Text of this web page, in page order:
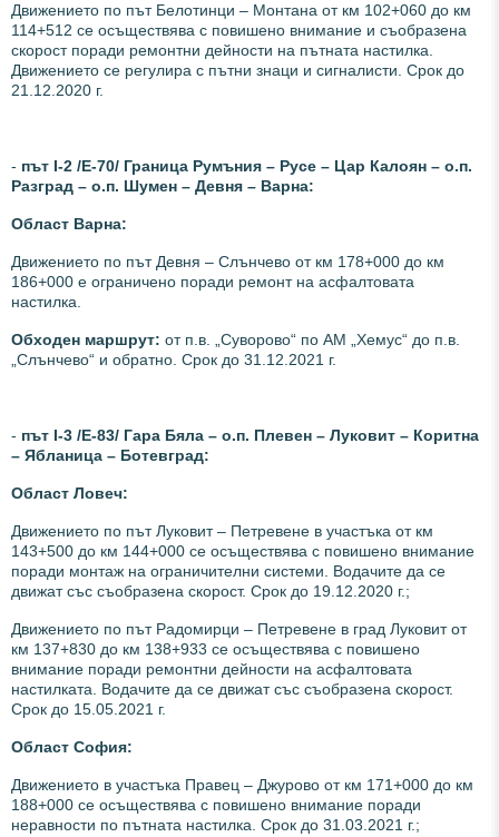
Движението по път Белотинци – Монтана от км 102+060 до км
114+512 се осъществява с повишено внимание и съобразена
скорост поради ремонтни дейности на пътната настилка.
Движението се регулира с пътни знаци и сигналисти. Срок до
21.12.2020 г.
- път І-2 /Е-70/ Граница Румъния – Русе – Цар Калоян – о.п.
Разград – о.п. Шумен – Девня – Варна:
Област Варна:
Движението по път Девня – Слънчево от км 178+000 до км
186+000 е ограничено поради ремонт на асфалтовата
настилка.
Обходен маршрут: от п.в. „Суворово“ по АМ „Хемус“ до п.в.
„Слънчево“ и обратно. Срок до 31.12.2021 г.
- път І-3 /Е-83/ Гара Бяла – о.п. Плевен – Луковит – Коритна
– Ябланица – Ботевград:
Област Ловеч:
Движението по път Луковит – Петревене в участъка от км
143+500 до км 144+000 се осъществява с повишено внимание
поради монтаж на ограничителни системи. Водачите да се
движат със съобразена скорост. Срок до 19.12.2020 г.;
Движението по път Радомирци – Петревене в град Луковит от
км 137+830 до км 138+933 се осъществява с повишено
внимание поради ремонтни дейности на асфалтовата
настилката. Водачите да се движат със съобразена скорост.
Срок до 15.05.2021 г.
Област София:
Движението в участъка Правец – Джурово от км 171+000 до км
188+000 се осъществява с повишено внимание поради
неравности по пътната настилка. Срок до 31.03.2021 г.;